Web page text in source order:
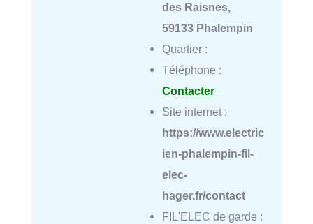
des Raisnes,
59133 Phalempin
Quartier :
Téléphone :
Contacter
Site internet :
https://www.electric
ien-phalempin-fil-
elec-
hager.fr/contact
FIL'ELEC de garde :